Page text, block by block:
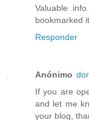
Valuable
bookmarked it.
Responder
Anónimo
If you are
and let me
your blog,